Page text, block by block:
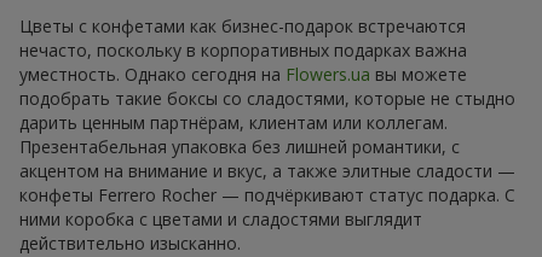
Цветы с конфетами как бизнес-подарок встречаются
нечасто, поскольку в корпоративных подарках важна
уместность. Однако сегодня на Flowers.ua вы можете
подобрать такие боксы со сладостями, которые не стыдно
дарить ценным партнёрам, клиентам или коллегам.
Презентабельная упаковка без лишней романтики, с
акцентом на внимание и вкус, а также элитные сладости —
конфеты Ferrero Rocher — подчёркивают статус подарка. С
ними коробка с цветами и сладостями выглядит
действительно изысканно.